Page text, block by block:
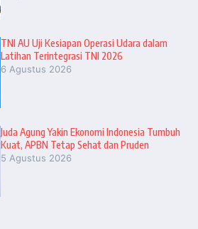
TNI AU Uji Kesiapan Operasi Udara dalam
Latihan Terintegrasi TNI 2026
6 Agustus 2026
Juda Agung Yakin Ekonomi Indonesia Tumbuh
Kuat, APBN Tetap Sehat dan Pruden
5 Agustus 2026